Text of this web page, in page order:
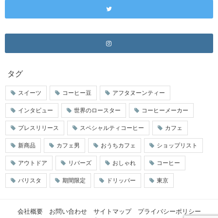
タグ
スイーツ コーヒー豆 アフタヌーンティー
インタビュー 世界のロースター コーヒーメーカー
プレスリリース スペシャルティコーヒー カフェ
新商品 カフェ男 おうちカフェ ショップリスト
アウトドア リバーズ おしゃれ コーヒー
バリスタ 期間限定 ドリッパー 東京
会社概要 お問い合わせ サイトマップ
プライバシーポリシー